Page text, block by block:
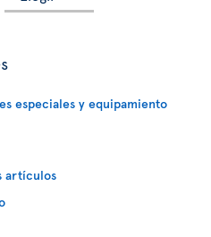
especiales y equipamiento
artículos